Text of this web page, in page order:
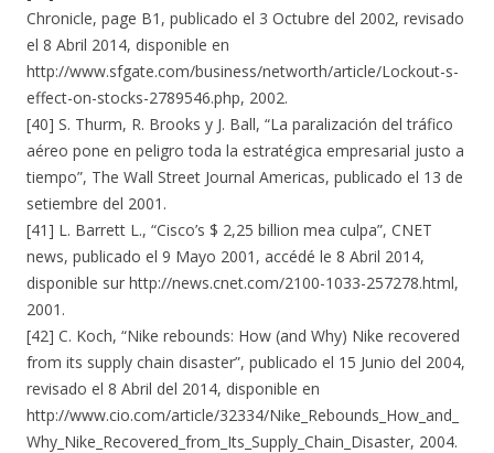
Chronicle, page B1, publicado el 3 Octubre del 2002, revisado
el 8 Abril 2014, disponible en
http://www.sfgate.com/business/networth/article/Lockout-s-
effect-on-stocks-2789546.php, 2002.
[40] S. Thurm, R. Brooks y J. Ball, “La paralización del tráfico
aéreo pone en peligro toda la estratégica empresarial justo a
tiempo”, The Wall Street Journal Americas, publicado el 13 de
setiembre del 2001.
[41] L. Barrett L., “Cisco’s $ 2,25 billion mea culpa”, CNET
news, publicado el 9 Mayo 2001, accédé le 8 Abril 2014,
disponible sur http://news.cnet.com/2100-1033-257278.html,
2001.
[42] C. Koch, “Nike rebounds: How (and Why) Nike recovered
from its supply chain disaster”, publicado el 15 Junio del 2004,
revisado el 8 Abril del 2014, disponible en
http://www.cio.com/article/32334/Nike_Rebounds_How_and_
Why_Nike_Recovered_from_Its_Supply_Chain_Disaster, 2004.